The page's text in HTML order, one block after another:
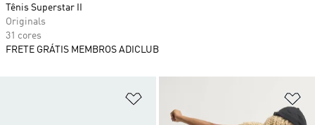
Tênis Superstar II
Originals
31 cores
FRETE GRÁTIS MEMBROS ADICLUB